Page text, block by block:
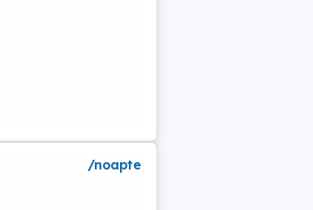
/noapte